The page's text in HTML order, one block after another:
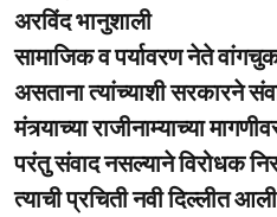
अरविंद भानुशाली
सामाजिक व पर्यावरण नेते
असताना त्यांच्याशी सरकारने
मंत्र्याच्या राजीनाम्याच्या
परंतु संवाद नसल्याने विरोधक
त्याची प्रचिती नवी दिल्लीत